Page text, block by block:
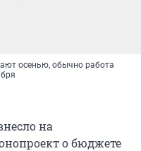
осенью, обычно работа
на
о бюджете